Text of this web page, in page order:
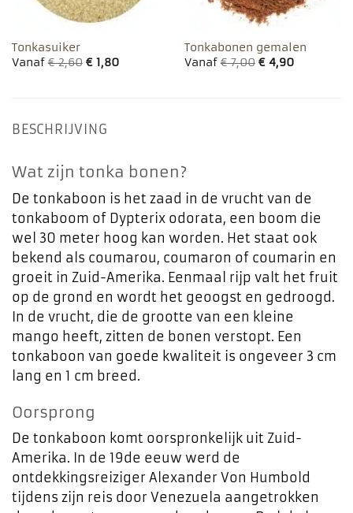
Tonkasuiker
Vanaf€2,60 €1,80
Tonkabonen gemalen
Vanaf€7,00 €4,90
BESCHRIJVING
Wat zijn tonka bonen?
De tonkaboon is het zaad in de vrucht van de
tonkaboom of Dypterix odorata, een boom die
wel 30 meter hoog kan worden. Het staat ook
bekend als coumarou, coumaron of coumarin en
groeit in Zuid-Amerika. Eenmaal rijp valt het fruit
op de grond en wordt het geoogst en gedroogd.
In de vrucht, die de grootte van een kleine
mango heeft, zitten de bonen verstopt. Een
tonkaboon van goede kwaliteit is ongeveer 3 cm
lang en 1 cm breed.
Oorsprong
De tonkaboon komt oorspronkelijk uit Zuid-
Amerika. In de 19de eeuw werd de
ontdekkingsreiziger Alexander Von Humbold
tijdens zijn reis door Venezuela aangetrokken